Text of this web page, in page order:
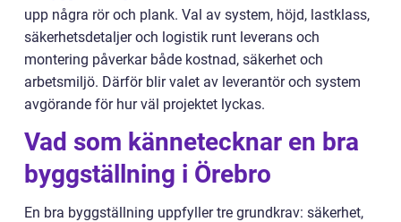
upp några rör och plank. Val av system, höjd, lastklass,
säkerhetsdetaljer och logistik runt leverans och
montering påverkar både kostnad, säkerhet och
arbetsmiljö. Därför blir valet av leverantör och system
avgörande för hur väl projektet lyckas.
Vad som kännetecknar en bra
byggställning i Örebro
En bra byggställning uppfyller tre grundkrav: säkerhet,